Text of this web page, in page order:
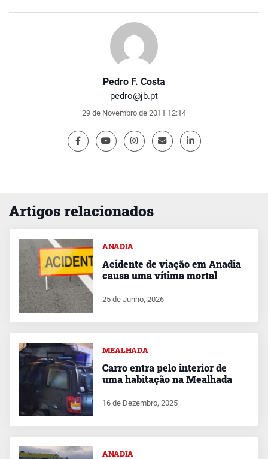
Pedro F. Costa
pedro@jb.pt
29 de Novembro de 2011 12:14
Artigos relacionados
ANADIA
Acidente de viação em Anadia
causa uma vítima mortal
25 de Junho, 2026
MEALHADA
Carro entra pelo interior de
uma habitação na Mealhada
16 de Dezembro, 2025
ANADIA